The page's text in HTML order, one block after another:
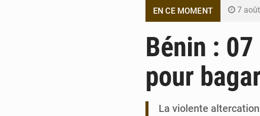
EN CE MOMENT 7
6
6
Bénin :
pour
La violente